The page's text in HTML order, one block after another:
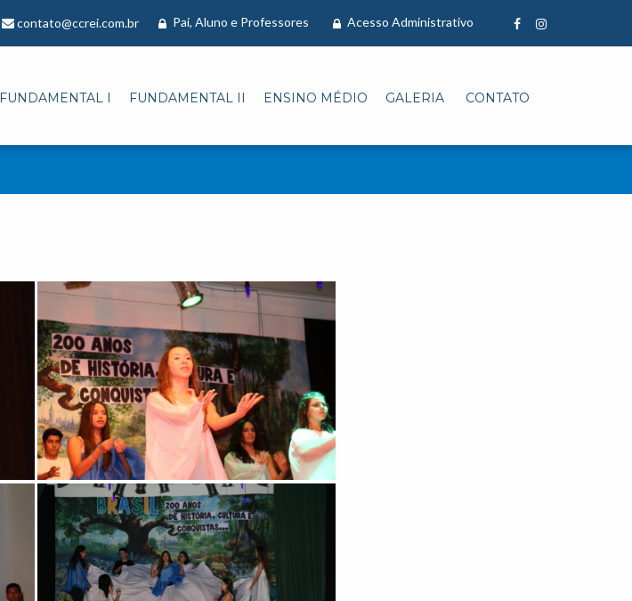
contato@ccrei.com.br Pai, Aluno e Professores Acesso Administrativo
FUNDAMENTAL I FUNDAMENTAL II ENSINO MÉDIO GALERIA CONTATO